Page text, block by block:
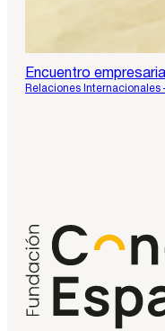
Encuentro
Relaciones Internacionales